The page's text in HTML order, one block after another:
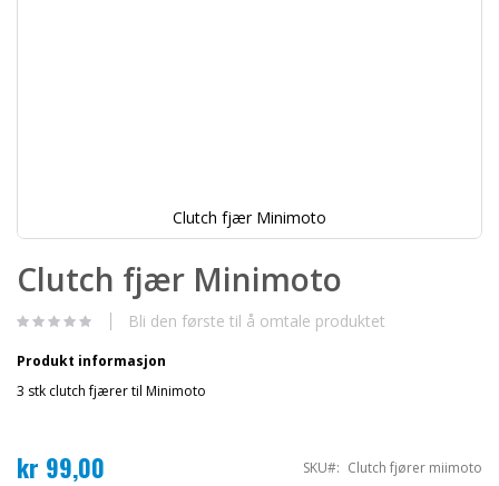
Clutch fjær Minimoto
til
begynnelsen
bildegalleri
Clutch fjær Minimoto
Bli den første til å omtale produktet
Produkt informasjon
3 stk clutch fjærer til Minimoto
kr 99,00 SKU Clutch fjører miimoto